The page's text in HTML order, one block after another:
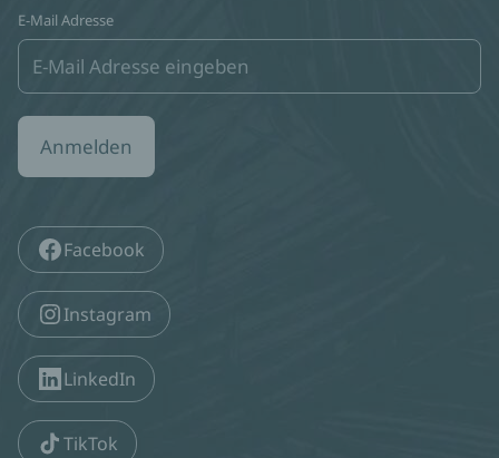
E-Mail Adresse
Anmelden
Facebook
Instagram
LinkedIn
TikTok